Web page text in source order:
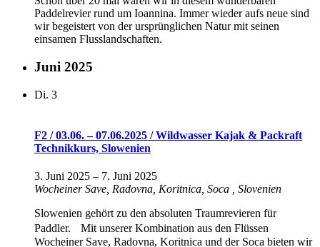
Paddelrevier rund um Ioannina. Immer wieder aufs neue sind
wir begeistert von der ursprünglichen Natur mit seinen
einsamen Flusslandschaften.
Juni 2025
Di. 3
F2 / 03.06. – 07.06.2025 / Wildwasser Kajak & Packraft
Technikkurs, Slowenien
3. Juni 2025 – 7. Juni 2025
Wocheiner Save, Radovna, Koritnica, Soca
, Slovenien
Slowenien gehört zu den absoluten Traumrevieren für
Paddler. Mit unserer Kombination aus den Flüssen
Wocheiner Save, Radovna, Koritnica und der Soca bieten wir